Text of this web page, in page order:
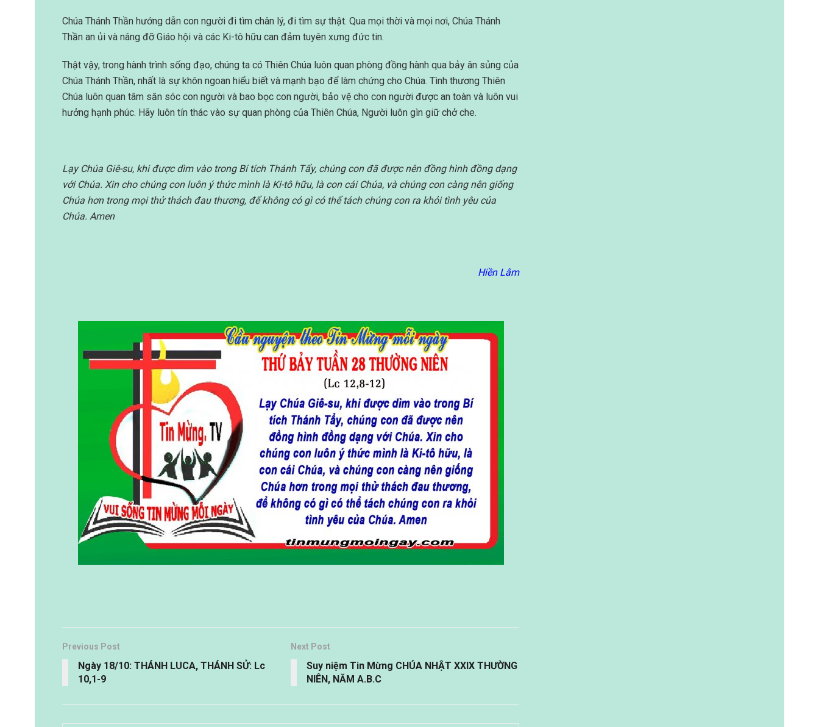
Chúa Thánh Thần hướng dẫn con người đi tìm chân lý, đi tìm sự thật. Qua mọi thời và mọi nơi, Chúa Thánh
Thần an ủi và nâng đỡ Giáo hội và các Ki-tô hữu can đảm tuyên xưng đức tin.
Thật vậy, trong hành trình sống đạo, chúng ta có Thiên Chúa luôn quan phòng đồng hành qua bảy ân sủng của
Chúa Thánh Thần, nhất là sự khôn ngoan hiểu biết và mạnh bạo để làm chứng cho Chúa. Tình thương Thiên
Chúa luôn quan tâm săn sóc con người và bao bọc con người, bảo vệ cho con người được an toàn và luôn vui
hưởng hạnh phúc. Hãy luôn tín thác vào sự quan phòng của Thiên Chúa, Người luôn gìn giữ chở che.
Lạy Chúa Giê-su, khi được dìm vào trong Bí tích Thánh Tẩy, chúng con đã được nên đồng hình đồng dạng
với Chúa. Xin cho chúng con luôn ý thức mình là Ki-tô hữu, là con cái Chúa, và chúng con càng nên giống
Chúa hơn trong mọi thử thách đau thương, để không có gì có thể tách chúng con ra khỏi tình yêu của
Chúa. Amen
Hiền Lâm
Previous Post
Ngày 18/10: THÁNH LUCA, THÁNH SỬ: Lc
10,1-9
Next Post
Suy niệm Tin Mừng CHÚA NHẬT XXIX THƯỜNG
NIÊN, NĂM A.B.C